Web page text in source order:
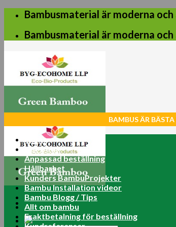
Skip
content
Bambusmaterial är moderna
Bambusmaterial är moderna
BAMBUS ÄR
Home
Net Butik
Anpassad beställning
Hållbarhet
Kunders BambuProjekter
Bambu Installation videor
Bambu Blogg / Tips
Allt om bambu
Fraktbetalning för beställning